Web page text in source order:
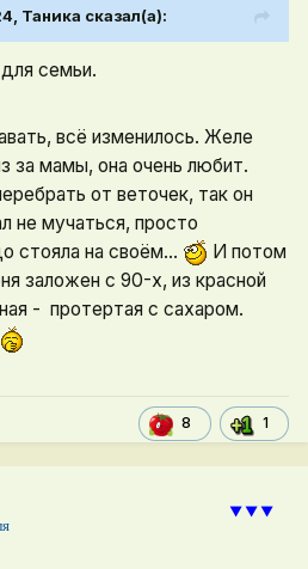
Таника сказал(а):
семьи.
всё изменилось. Желе
за мамы, она очень любит.
от веточек, так он
не мучаться, просто
стояла на своём...
И потом
заложен с 90-х, из красной
- протертая с сахаром.
8 1
⯆⯆⯆